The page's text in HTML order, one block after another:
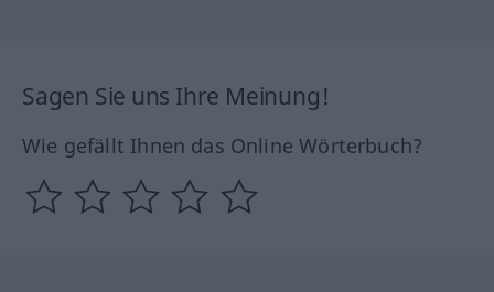
Sagen Sie uns Ihre Meinung!
Wie gefällt Ihnen das Online Wörterbuch?